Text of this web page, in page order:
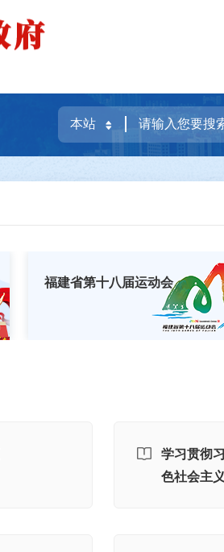
福建省第十八届运动会
学习贯彻
色社会主